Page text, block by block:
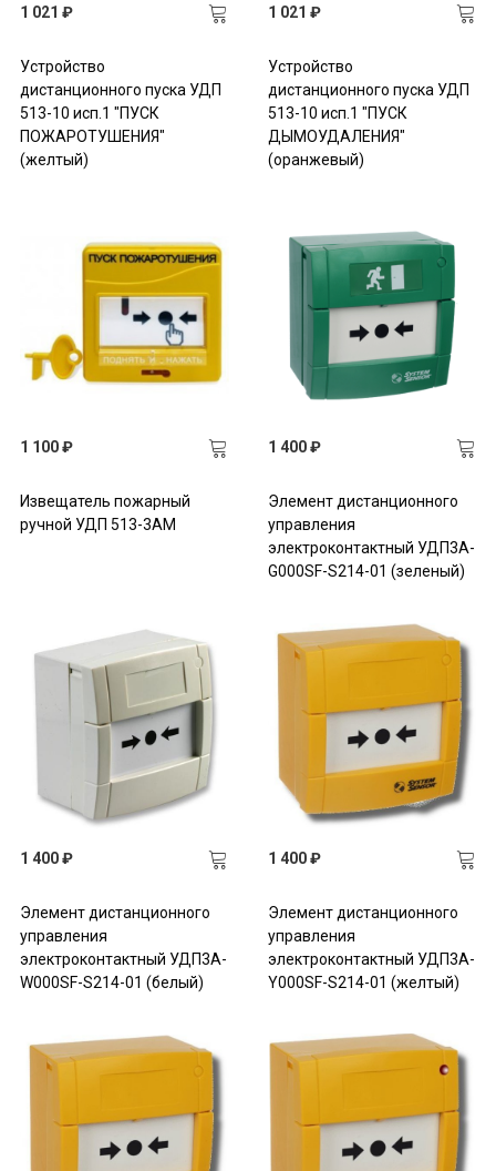
1 021 ₽
Устройство
дистанционного пуска УДП
513-10 исп.1 "ПУСК
ПОЖАРОТУШЕНИЯ"
(желтый)
1 021 ₽
Устройство
дистанционного пуска УДП
513-10 исп.1 "ПУСК
ДЫМОУДАЛЕНИЯ"
(оранжевый)
1 100 ₽
Извещатель пожарный
ручной УДП 513-3АМ
1 400 ₽
Элемент дистанционного
управления
электроконтактный УДП3A-
G000SF-S214-01 (зеленый)
1 400 ₽
Элемент дистанционного
управления
электроконтактный УДП3A-
W000SF-S214-01 (белый)
1 400 ₽
Элемент дистанционного
управления
электроконтактный УДП3A-
Y000SF-S214-01 (желтый)